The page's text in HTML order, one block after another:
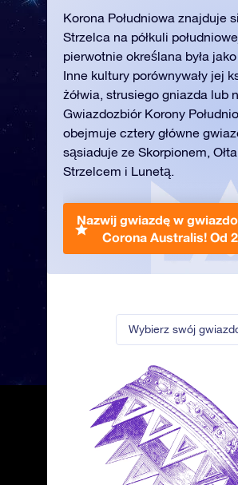
Wybierz swój
Korona Południowa znajduje
Strzelca na półkuli
pierwotnie określana była
Inne kultury porównywały jej
żółwia, strusiego gniazda lub
Gwiazdozbiór Korony
obejmuje cztery główne
sąsiaduje ze Skorpionem,
Strzelcem i Lunetą.
Nazwij gwiazdę w
Corona Australis! Od